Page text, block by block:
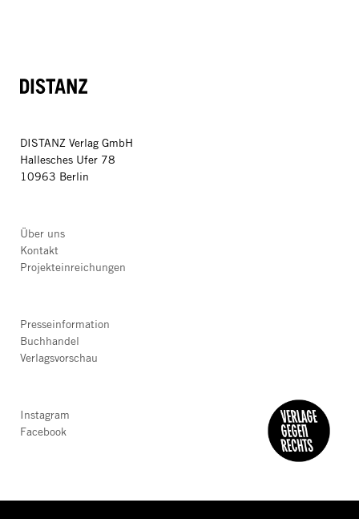
DISTANZ
DISTANZ Verlag GmbH
Hallesches Ufer 78
10963 Berlin
Über uns
Kontakt
Projekteinreichungen
Presseinformation
Buchhandel
Verlagsvorschau
Instagram
Facebook